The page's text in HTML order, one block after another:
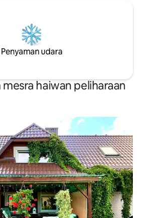
Penyaman udara
mesra haiwan peliharaan